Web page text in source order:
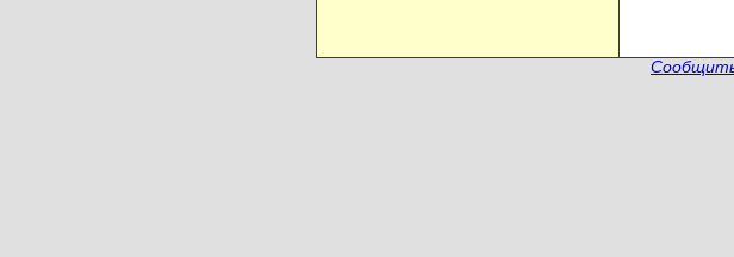
Сообщить